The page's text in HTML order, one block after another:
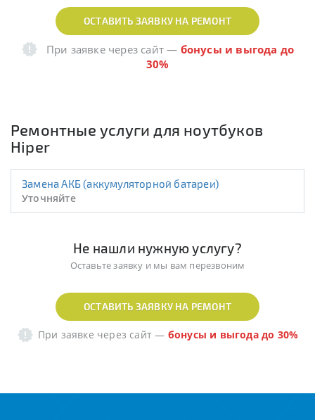
ОСТАВИТЬ ЗАЯВКУ НА РЕМОНТ
При заявке через сайт— бонусы и выгода до
30%
Ремонтные услуги для ноутбуков
Hiper
Замена АКБ (аккумуляторной батареи)
Уточняйте
Не нашли нужную услугу?
Оставьте заявку и мы вам перезвоним
ОСТАВИТЬ ЗАЯВКУ НА РЕМОНТ
При заявке через сайт — бонусы и выгода до 30%